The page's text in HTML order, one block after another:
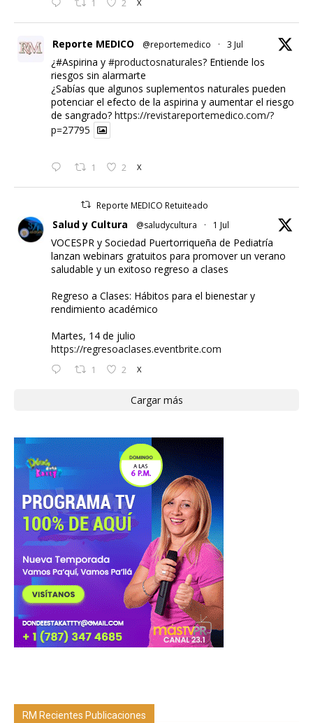
1 2 X
Reporte MEDICO @reportemedico · 3 Jul
¿#Aspirina y #productosnaturales? Entiende los
riesgos sin alarmarte
¿Sabías que algunos suplementos naturales pueden
potenciar el efecto de la aspirina y aumentar el riesgo
de sangrado? https://revistareportemedico.com/?
p=27795
1 2 X
Reporte MEDICO Retuiteado
Salud y Cultura @saludycultura · 1 Jul
VOCESPR y Sociedad Puertorriqueña de Pediatría
lanzan webinars gratuitos para promover un verano
saludable y un exitoso regreso a clases
Regreso a Clases: Hábitos para el bienestar y
rendimiento académico
Martes, 14 de julio
https://regresoaclases.eventbrite.com
1 2 X
Cargar más
RM Recientes Publicaciones